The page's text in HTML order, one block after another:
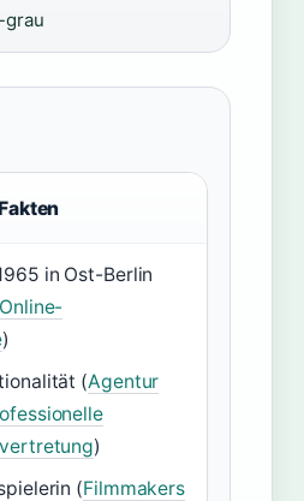
grau
in Ost-Berlin
)
(Agentur
)
(Filmmakers